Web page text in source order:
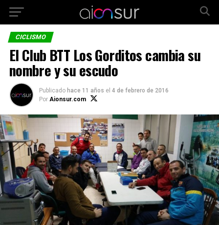
CICLISMO
El Club BTT Los Gorditos cambia su
nombre y su escudo
Publicado hace 11 años el 4 de febrero de 2016
Por Aionsur.com